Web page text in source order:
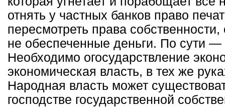
отнять у частных банков право
пересмотреть права
не обеспеченные деньги. По сути
Необходимо огосударствление
экономическая власть, в тех же
Народная власть может
господстве государственной